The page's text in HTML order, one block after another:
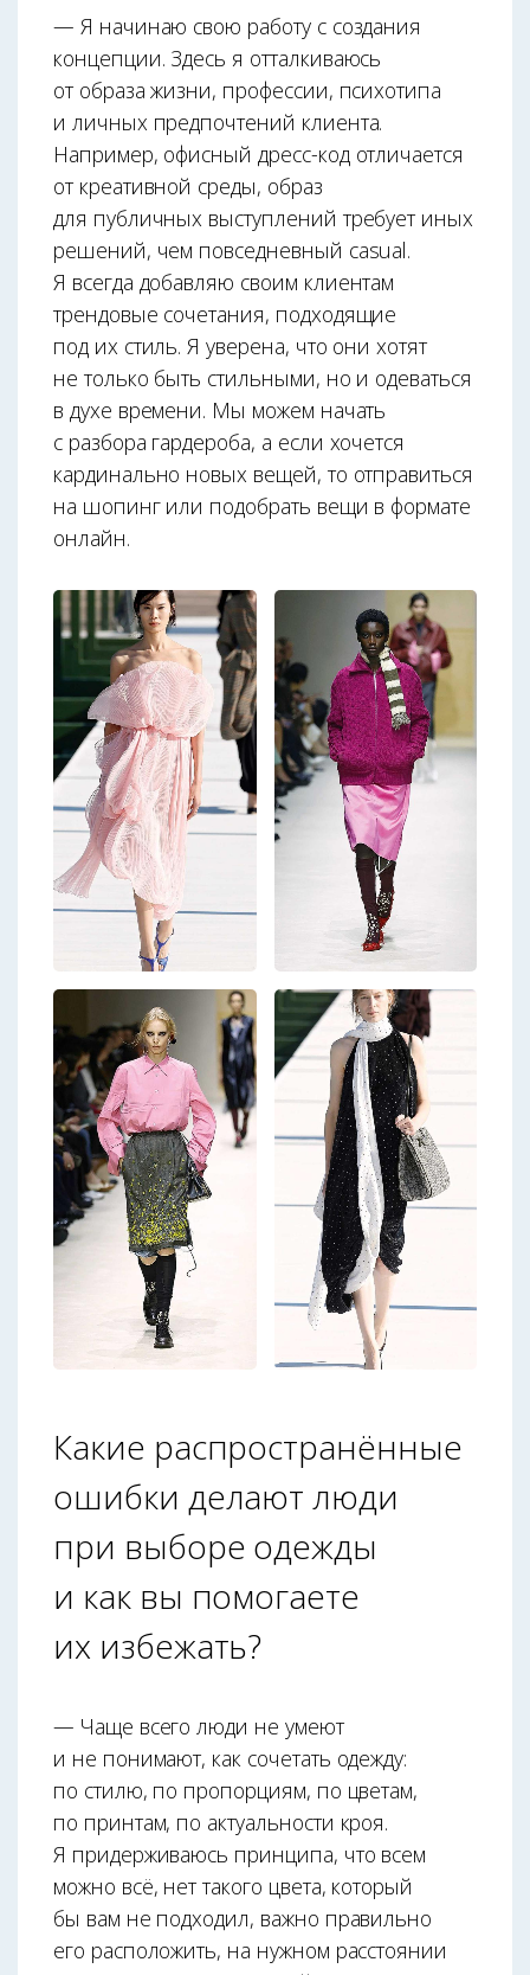
— Я начинаю свою работу с создания
концепции. Здесь я отталкиваюсь
от образа жизни, профессии, психотипа
и личных предпочтений клиента.
Например, офисный дресс-код отличается
от креативной среды, образ
для публичных выступлений требует иных
решений, чем повсе­дневный casual.
Я всегда добавляю своим клиентам
трендовые сочетания, подходящие
под их стиль. Я уверена, что они хотят
не только быть стильными, но и одеваться
в духе времени. Мы можем начать
с разбора гардероба, а если хочется
кардинально новых вещей, то отправиться
на шопинг или подобрать вещи в формате
онлайн.
Какие распространённые
ошибки делают люди
при выборе одежды
и как вы помогаете
их избежать?
— Чаще всего люди не умеют
и не понимают, как сочетать одежду:
по стилю, по пропорциям, по цветам,
по принтам, по актуальности кроя.
Я придерживаюсь принципа, что всем
можно всё, нет такого цвета, который
бы вам не подходил, важно правильно
его расположить, на нужном расстоя­нии